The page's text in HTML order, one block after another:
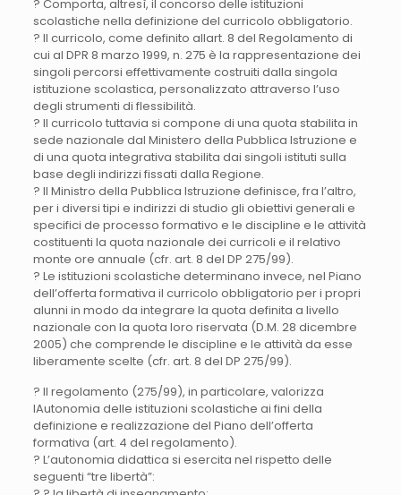
? Comporta, altresì, il concorso delle istituzioni
scolastiche nella definizione del curricolo obbligatorio.
? Il curricolo, come definito allart. 8 del Regolamento di
cui al DPR 8 marzo 1999, n. 275 è la rappresentazione dei
singoli percorsi effettivamente costruiti dalla singola
istituzione scolastica, personalizzato attraverso l’uso
degli strumenti di flessibilità.
? Il curricolo tuttavia si compone di una quota stabilita in
sede nazionale dal Ministero della Pubblica Istruzione e
di una quota integrativa stabilita dai singoli istituti sulla
base degli indirizzi fissati dalla Regione.
? Il Ministro della Pubblica Istruzione definisce, fra l’altro,
per i diversi tipi e indirizzi di studio gli obiettivi generali e
specifici de processo formativo e le discipline e le attività
costituenti la quota nazionale dei curricoli e il relativo
monte ore annuale (cfr. art. 8 del DP 275/99).
? Le istituzioni scolastiche determinano invece, nel Piano
dell’offerta formativa il curricolo obbligatorio per i propri
alunni in modo da integrare la quota definita a livello
nazionale con la quota loro riservata (D.M. 28 dicembre
2005) che comprende le discipline e le attività da esse
liberamente scelte (cfr. art. 8 del DP 275/99).
? Il regolamento (275/99), in particolare, valorizza
lAutonomia delle istituzioni scolastiche ai fini della
definizione e realizzazione del Piano dell’offerta
formativa (art. 4 del regolamento).
? L’autonomia didattica si esercita nel rispetto delle
seguenti “tre libertà”: